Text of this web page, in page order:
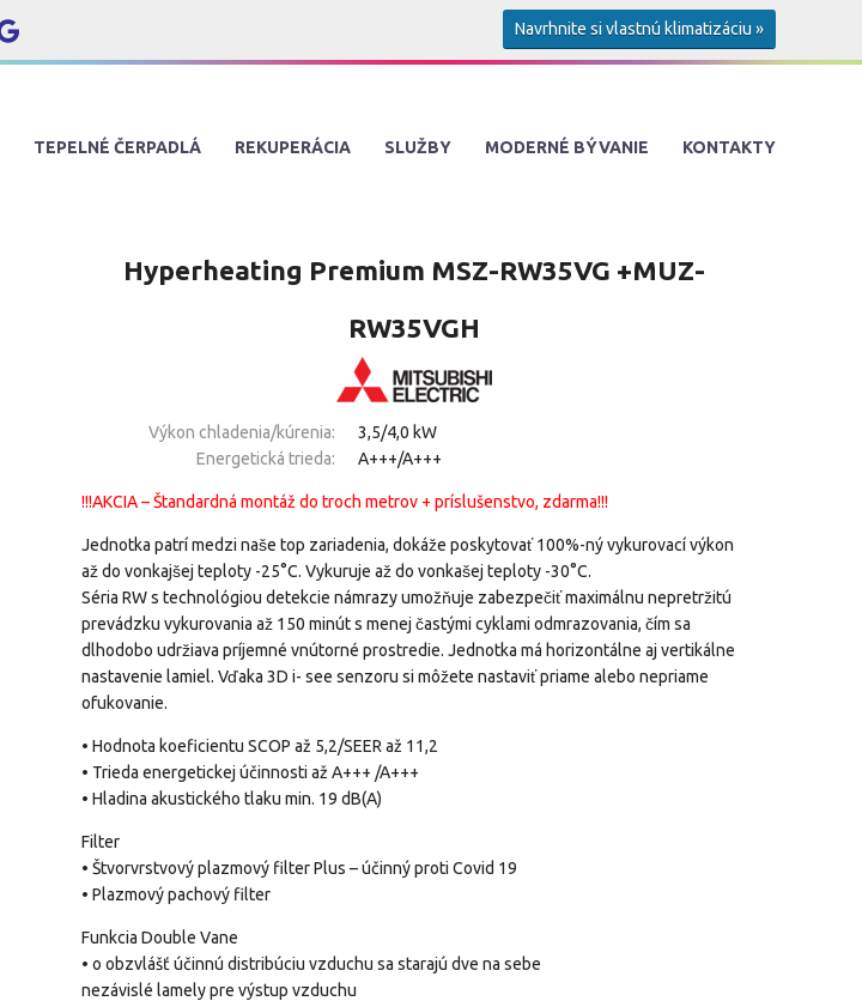
Navrhnite si vlastnú klimatizáciu »
TEPELNÉ ČERPADLÁ REKUPERÁCIA SLUŽBY MODERNÉ BÝVANIE KONTAKTY
Hyperheating Premium MSZ-RW35VG +MUZ-
RW35VGH
Výkon chladenia/kúrenia:
3,5/4,0 kW
Energetická trieda:
A+++/A+++
!!!AKCIA – Štandardná montáž do troch metrov + príslušenstvo, zdarma!!!
Jednotka patrí medzi naše top zariadenia, dokáže poskytovať 100%-ný vykurovací výkon
až do vonkajšej teploty -25°C. Vykuruje až do vonkašej teploty -30°C.
Séria RW s technológiou detekcie námrazy umožňuje zabezpečiť maximálnu nepretržitú
prevádzku vykurovania až 150 minút s menej častými cyklami odmrazovania, čím sa
dlhodobo udržiava príjemné vnútorné prostredie. Jednotka má horizontálne aj vertikálne
nastavenie lamiel. Vďaka 3D i- see senzoru si môžete nastaviť priame alebo nepriame
ofukovanie.
• Hodnota koeficientu SCOP až 5,2/SEER až 11,2
• Trieda energetickej účinnosti až A+++ /A+++
• Hladina akustického tlaku min. 19 dB(A)
Filter
• Štvorvrstvový plazmový filter Plus – účinný proti Covid 19
• Plazmový pachový filter
Funkcia Double Vane
• o obzvlášť účinnú distribúciu vzduchu sa starajú dve na sebe
nezávislé lamely pre výstup vzduchu